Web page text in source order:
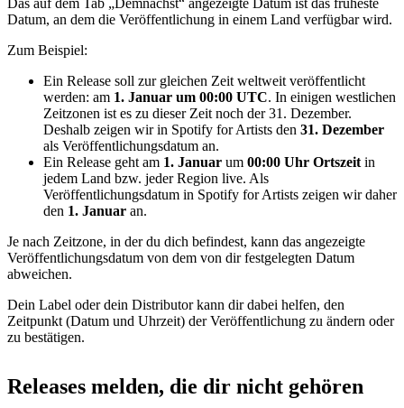
Das auf dem Tab „Demnächst“ angezeigte Datum ist das früheste
Datum, an dem die Veröffentlichung in einem Land verfügbar wird.
Zum Beispiel:
Ein Release soll zur gleichen Zeit weltweit veröffentlicht
werden: am 1. Januar um 00:00 UTC. In einigen westlichen
Zeitzonen ist es zu dieser Zeit noch der 31. Dezember.
Deshalb zeigen wir in Spotify for Artists den 31. Dezember
als Veröffentlichungsdatum an.
Ein Release geht am 1. Januar um 00:00 Uhr Ortszeit in
jedem Land bzw. jeder Region live. Als
Veröffentlichungsdatum in Spotify for Artists zeigen wir daher
den 1. Januar an.
Je nach Zeitzone, in der du dich befindest, kann das angezeigte
Veröffentlichungsdatum von dem von dir festgelegten Datum
abweichen.
Dein Label oder dein Distributor kann dir dabei helfen, den
Zeitpunkt (Datum und Uhrzeit) der Veröffentlichung zu ändern oder
zu bestätigen.
Releases melden, die dir nicht gehören